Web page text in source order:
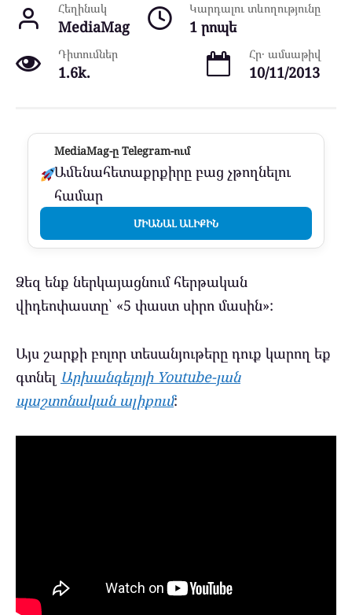
Հեղինակ
MediaMag
Կարդալու տևողությունը
1 րոպե
Դիտումներ
1.6k.
Հր․ ամսաթիվ
10/11/2013
MediaMag-ը Telegram-ում
Ամենահետաքրքիրը բաց չթողնելու
համար
ՄԻԱՆԱԼ ԱԼԻՔԻՆ
Ձեզ ենք ներկայացնում հերթական
վիդեոփաստը՝ «5 փաստ սիրո մասին»:
Այս շարքի բոլոր տեսանյութերը դուք կարող եք
գտնել Արխանգելոյի Youtube-յան
պաշտոնական ալիքում: